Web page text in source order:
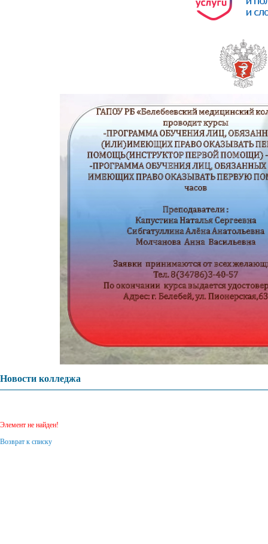
Новости колледжа
Элемент не найден!
Возврат к списку